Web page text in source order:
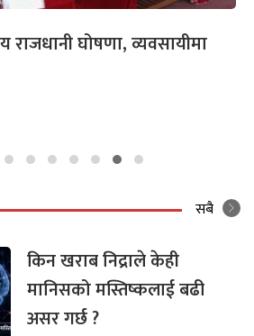
सम्भावनाको बोकेको दक्षिण
सबै
किन खराब निद्राले केही
मानिसको मस्तिष्कलाई बढी
असर गर्छ ?